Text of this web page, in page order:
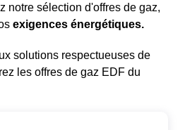
notre sélection d'offres de gaz,
exigences énergétiques.
solutions respectueuses de
les offres de gaz EDF du